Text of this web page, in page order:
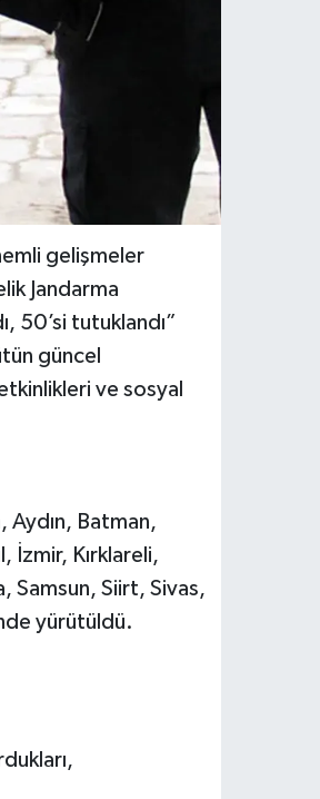
gelişmeler
Jandarma
50’si tutuklandı”
güncel
ve sosyal
Aydın, Batman,
İzmir, Kırklareli,
Samsun, Siirt, Sivas,
yürütüldü.